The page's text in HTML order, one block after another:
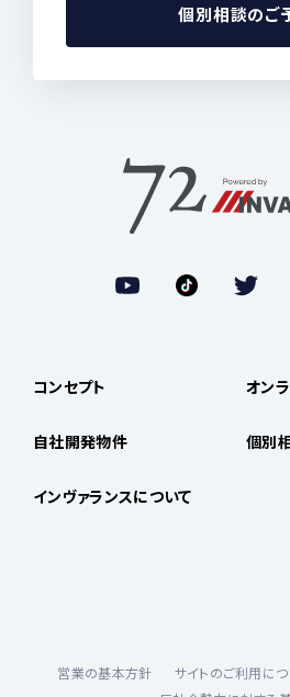
個別相談のご
コンセプト
自社開発物件
インヴァランスについて
オン
個別
営業の基本方針 サイトのご利用に